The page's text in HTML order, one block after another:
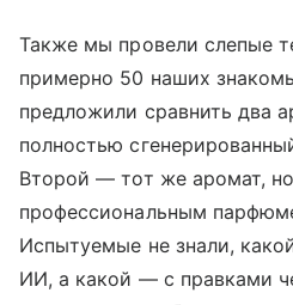
Также мы провели слепые
примерно 50 наших
предложили сравнить два
полностью
Второй — тот же аромат,
профессиональным
Испытуемые не знали,
ИИ, а какой — с правками